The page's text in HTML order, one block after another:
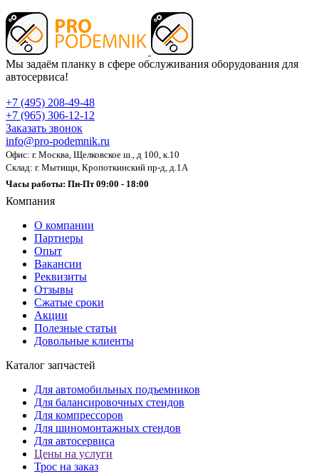
Мы задаём планку в сфере обслуживания оборудования для
автосервиса!
+7 (495) 208-49-48
+7 (965) 306-12-12
Заказать звонок
info@pro-podemnik.ru
Офис: г. Москва, Щелковское ш., д 100, к.10
Склад: г. Мытищи, Кропоткинский пр-д, д.1А
Часы работы: Пн-Пт 09:00 - 18:00
Компания
О компании
Партнеры
Опыт
Вакансии
Реквизиты
Отзывы
Сжатые сроки
Акции
Полезные статьи
Довольные клиенты
Каталог запчастей
Для автомобильных подъемников
Для балансировочных стендов
Для компрессоров
Для шиномонтажных стендов
Для автосервиса
Цены на услуги
Трос на заказ